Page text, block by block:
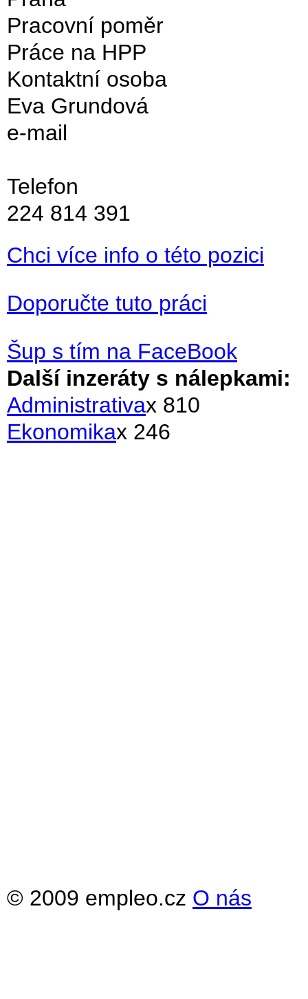
Pracovní poměr
Práce na HPP
Kontaktní osoba
Eva Grundová
e-mail
Telefon
224 814 391
Chci více info o této pozici
Doporučte tuto práci
Šup s tím na FaceBook
Další inzeráty s nálepkami:
Administrativax 810
Ekonomikax 246
© 2009 empleo.cz O nás